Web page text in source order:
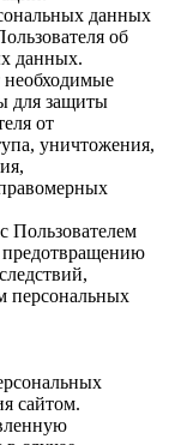
данных
об
данных.
необходимые
для защиты
от
уничтожения,
Пользователем
персональных
сайтом.